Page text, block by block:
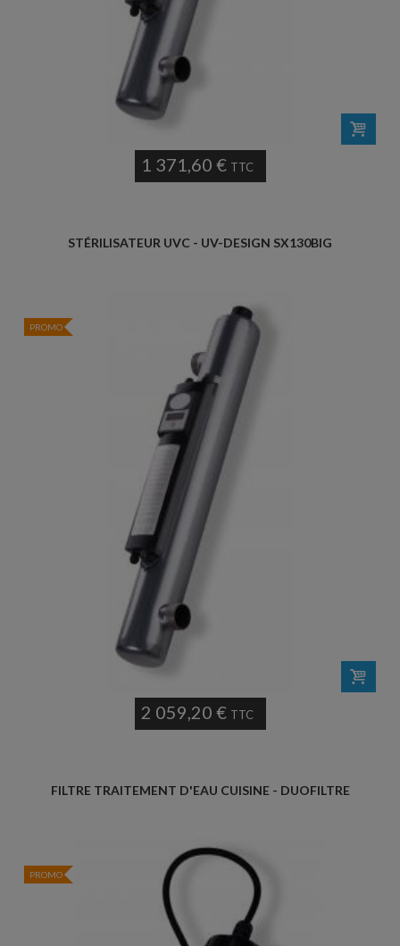
1 371,60 € TTC
STÉRILISATEUR UVC - UV-DESIGN SX130BIG
PROMO
2 059,20 € TTC
FILTRE TRAITEMENT D'EAU CUISINE - DUOFILTRE
PROMO